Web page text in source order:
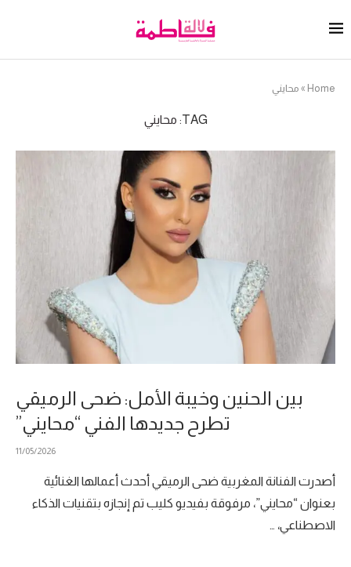
Home
» محايني
TAG: محايني
بين الحنين وخيبة الأمل: ضحى الرميقي
تطرح جديدها الفني “محايني”
11/05/2026
أصدرت الفنانة المغربية ضحى الرميقي أحدث أعمالها الغنائية
بعنوان “محايني”، مرفوقة بفيديو كليب تم إنجازه بتقنيات الذكاء
الاصطناعي، …